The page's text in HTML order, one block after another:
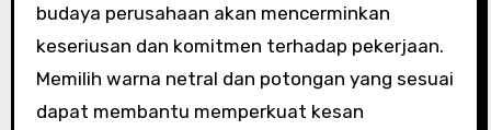
budaya perusahaan akan mencerminkan
keseriusan dan komitmen terhadap pekerjaan.
Memilih warna netral dan potongan yang sesuai
dapat membantu memperkuat kesan